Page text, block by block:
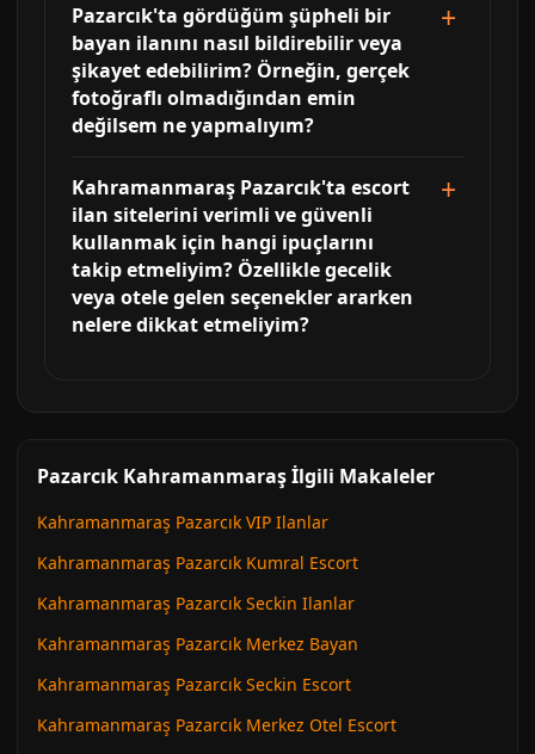
Pazarcık'ta gördüğüm şüpheli bir
bayan ilanını nasıl bildirebilir veya
şikayet edebilirim? Örneğin, gerçek
fotoğraflı olmadığından emin
değilsem ne yapmalıyım?
Kahramanmaraş Pazarcık'ta escort
ilan sitelerini verimli ve güvenli
kullanmak için hangi ipuçlarını
takip etmeliyim? Özellikle gecelik
veya otele gelen seçenekler ararken
nelere dikkat etmeliyim?
Pazarcık Kahramanmaraş İlgili Makaleler
Kahramanmaraş Pazarcık VIP Ilanlar
Kahramanmaraş Pazarcık Kumral Escort
Kahramanmaraş Pazarcık Seckin Ilanlar
Kahramanmaraş Pazarcık Merkez Bayan
Kahramanmaraş Pazarcık Seckin Escort
Kahramanmaraş Pazarcık Merkez Otel Escort